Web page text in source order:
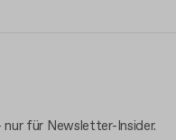
für Newsletter-Insider.